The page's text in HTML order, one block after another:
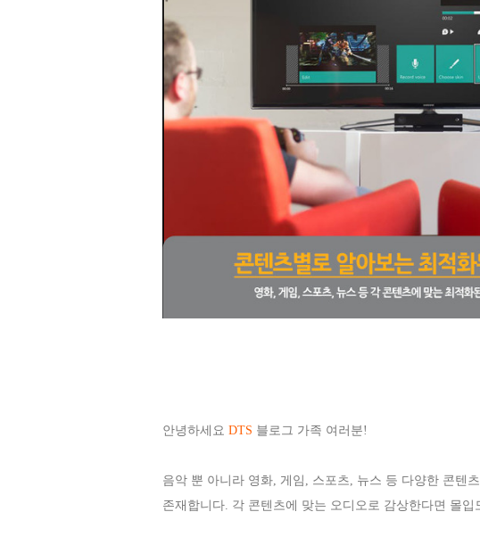
안녕하세요 DTS 블로그 가족 여러분!
음악 뿐 아니라 영화, 게임, 스포츠, 뉴스 등 다양한 콘텐
존재합니다. 각 콘텐츠에 맞는 오디오로 감상한다면 몰입